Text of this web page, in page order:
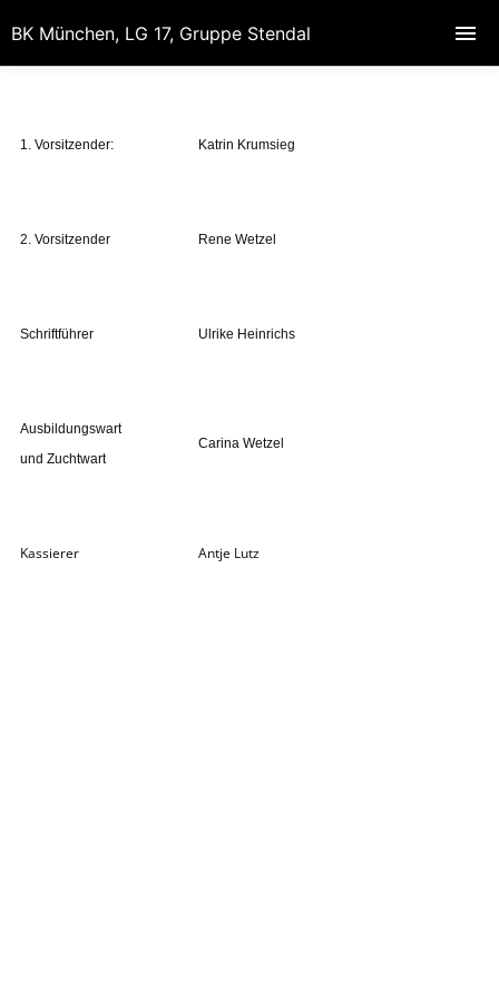
1. Vorsitzender: Katrin Krumsieg
2. Vorsitzender Rene Wetzel
Schriftführer Ulrike Heinrichs
Ausbildungswart
und Zuchtwart
Carina Wetzel
Kassierer Antje Lutz
BK München, LG 17, Gruppe Stendal